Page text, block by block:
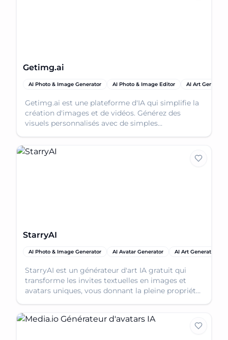
Getimg.ai
AI Photo & Image Generator AI Photo & Image Editor AI Art Generator
Getimg.ai est une plateforme d'IA qui simplifie la
création d'images et de vidéos. Générez des
visuels personnalisés avec de simples
StarryAI
AI Photo & Image Generator AI Avatar Generator AI Art Generator
StarryAI est un générateur d'art IA gratuit qui
transforme les invites textuelles en images et
avatars uniques, vous donnant la pleine propriété